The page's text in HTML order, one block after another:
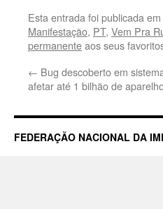
Esta entrada foi publicada em
Manifestação, PT, Vem Pra
permanenteaos seus
← Bug descoberto em
afetar até 1 bilhão de
FEDERAÇÃO NACIONAL DA